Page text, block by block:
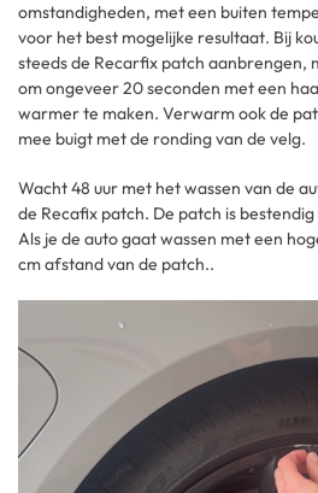
omstandigheden, met een buiten
voor het best mogelijke resultaat. Bij
steeds de Recarfix patch aanbrengen,
om ongeveer 20 seconden met een
warmer te maken. Verwarm ook de
mee buigt met de ronding van de velg.
Wacht 48 uur met het wassen van de
de Recafix patch. De patch is
Als je de auto gaat wassen met een
cm afstand van de patch..